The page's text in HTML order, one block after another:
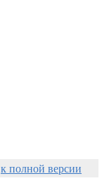
к полной версии